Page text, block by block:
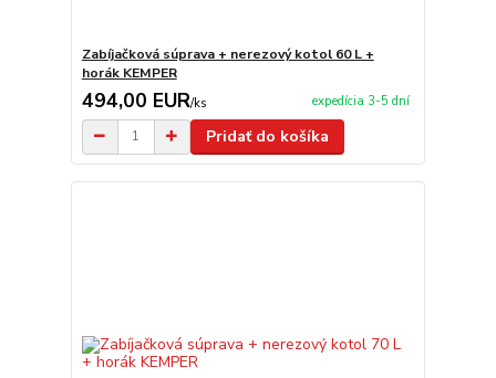
Zabíjačková súprava + nerezový kotol 60 L +
horák KEMPER
494,00 EUR/ks expedícia 3-5 dní
Pridať do košíka